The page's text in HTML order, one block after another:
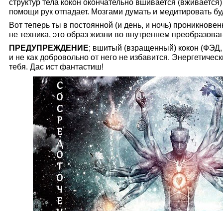
структур тела кокон окончательно вшивается
помощи рук отпадает. Мозгами думать и медитировать
Вот теперь ты в постоянной (и день, и ночь)
не техника, это образ жизни во внутреннем
ПРЕДУПРЕЖДЕНИЕ; вшитый (взращенный) кокон
и не как добровольно от него не избавится.
тебя. Дас ист фантастиш!